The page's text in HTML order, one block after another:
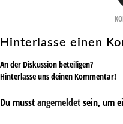
Hinterlasse einen
An der Diskussion beteiligen?
Hinterlasse uns deinen Kommentar!
Du musstangemeldetsein, um